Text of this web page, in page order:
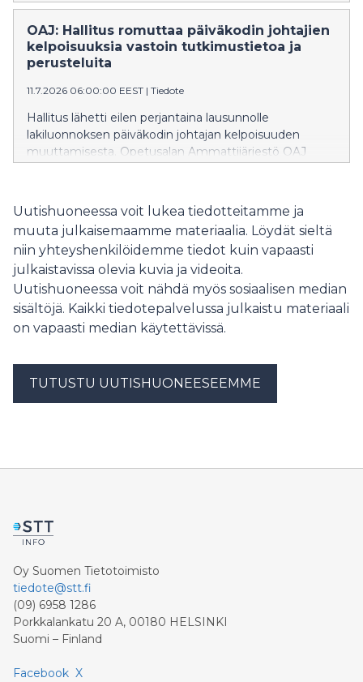
ovat aiempaa tyytyväisempiä työoloihinsa.
OAJ: Hallitus romuttaa päiväkodin johtajien
kelpoisuuksia vastoin tutkimustietoa ja
perusteluita
11.7.2026 06:00:00 EEST | Tiedote
Hallitus lähetti eilen perjantaina lausunnolle
lakiluonnoksen päiväkodin johtajan kelpoisuuden
muuttamisesta. Opetusalan Ammattijärjestö OAJ
tutkittua tietoa ja ilman muutostarvetta.
Uutishuoneessa voit lukea tiedotteitamme ja
muuta julkaisemaamme materiaalia. Löydät sieltä
niin yhteyshenkilöidemme tiedot kuin vapaasti
julkaistavissa olevia kuvia ja videoita.
Uutishuoneessa voit nähdä myös sosiaalisen median
sisältöjä. Kaikki tiedotepalvelussa julkaistu materiaali
on vapaasti median käytettävissä.
TUTUSTU UUTISHUONEESEEMME
Oy Suomen Tietotoimisto
tiedote@stt.fi
(09) 6958 1286
Porkkalankatu 20 A, 00180 HELSINKI
Suomi – Finland
Facebook X